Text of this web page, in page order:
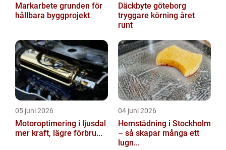
Markarbete grunden för
hållbara byggprojekt
Däckbyte göteborg
tryggare körning året
runt
05 juni 2026
Motoroptimering i ljusdal
mer kraft, lägre förbru...
04 juni 2026
Hemstädning i Stockholm
– så skapar många ett
lugn...